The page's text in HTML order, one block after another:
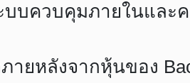
บบควบคุมภายในและ
ายหลังจากหุ้นของ